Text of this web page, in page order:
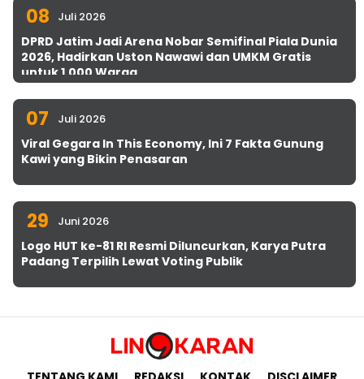
08 Juli 2026
DPRD Jatim Jadi Arena Nobar Semifinal Piala Dunia
2026, Hadirkan Uston Nawawi dan UMKM Gratis
untuk 1.000 Warga
07 Juli 2026
Viral Gegara In This Economy, Ini 7 Fakta Gunung
Kawi yang Bikin Penasaran
29 Juni 2026
Logo HUT ke-81 RI Resmi Diluncurkan, Karya Putra
Padang Terpilih Lewat Voting Publik